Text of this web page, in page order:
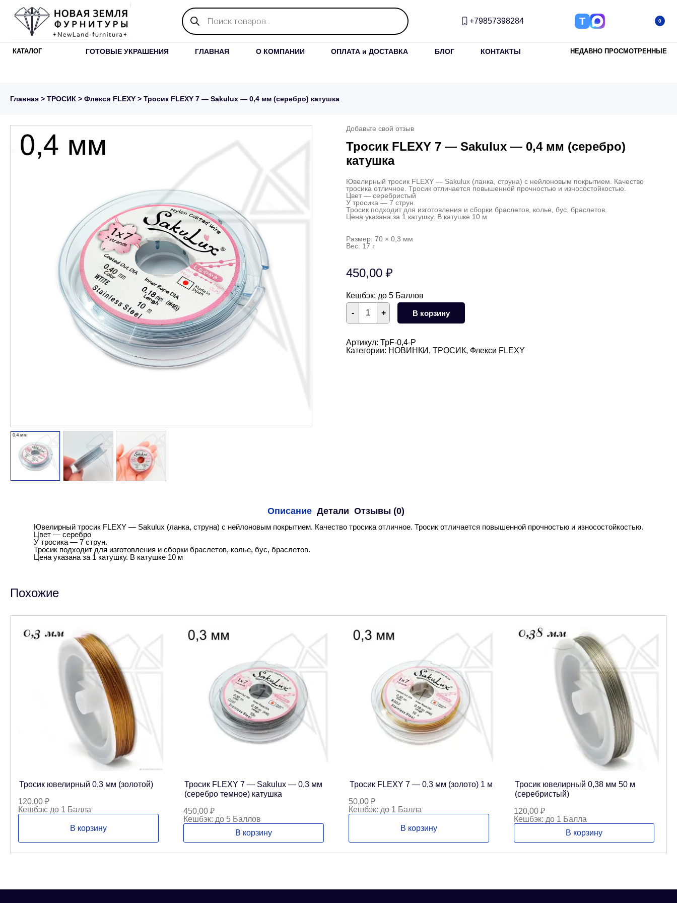
Поиск
товаров
+79857398284 Т 0
КАТАЛОГ ГОТОВЫЕ УКРАШЕНИЯ ГЛАВНАЯ О КОМПАНИИ ОПЛАТА и ДОСТАВКА БЛОГ КОНТАКТЫ НЕДАВНО ПРОСМОТРЕННЫЕ
Главная > ТРОСИК > Флекси FLEXY > Тросик FLEXY 7 — Sakulux — 0,4 мм (серебро) катушка
Добавьте свой отзыв
Тросик FLEXY 7 — Sakulux — 0,4 мм (серебро)
катушка
Ювелирный тросик FLEXY — Sakulux (ланка, струна) с нейлоновым покрытием. Качество
тросика отличное. Тросик отличается повышенной прочностью и износостойкостью.
Цвет — серебристый
У тросика — 7 струн.
Тросик подходит для изготовления и сборки браслетов, колье, бус, браслетов.
Цена указана за 1 катушку. В катушке 10 м
Размер: 70 × 0,3 мм
Вес: 17 г
450,00 ₽
Кешбэк: до 5 Баллов
+
Количество
товара
Тросик
7
-
Sakulux
- В корзину
Артикул: ТрF-0,4-Р
Категории: НОВИНКИ , ТРОСИК, Флекси FLEXY
Описание Детали Отзывы (0)
Ювелирный тросик FLEXY — Sakulux (ланка, струна) с нейлоновым покрытием. Качество тросика отличное. Тросик отличается повышенной прочностью и износостойкостью.
Цвет — серебро
У тросика — 7 струн.
Тросик подходит для изготовления и сборки браслетов, колье, бус, браслетов.
Цена указана за 1 катушку. В катушке 10 м
Похожие
Тросик ювелирный 0,3 мм (золотой)
120,00 ₽
Кешбэк: до 1 Балла
В корзину
Тросик FLEXY 7 — Sakulux — 0,3 мм
(серебро темное) катушка
450,00 ₽
Кешбэк: до 5 Баллов
В корзину
Тросик FLEXY 7 — 0,3 мм (золото) 1 м
50,00 ₽
Кешбэк: до 1 Балла
В корзину
Тросик ювелирный 0,38 мм 50 м
(серебристый)
120,00 ₽
Кешбэк: до 1 Балла
В корзину